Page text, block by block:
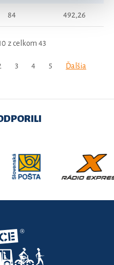
84 492,26
z celkom 43
3 4 5 Ďalšia